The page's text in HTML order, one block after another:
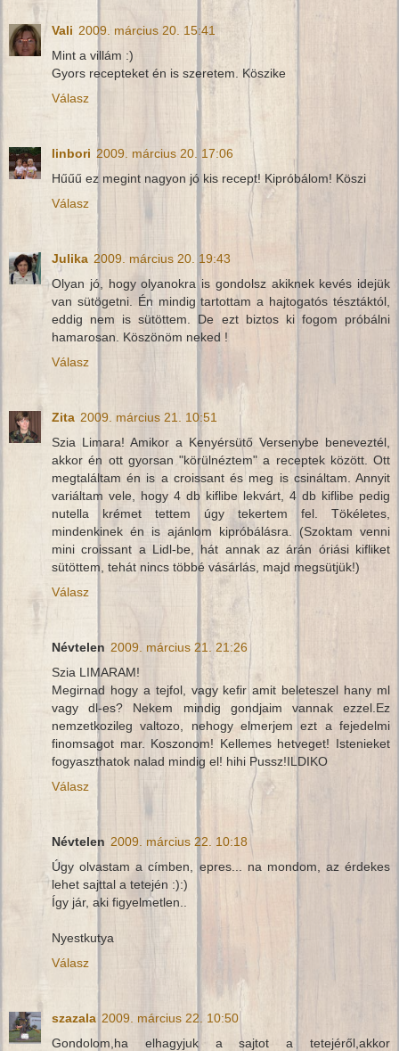
Vali 2009. március 20. 15:41
Mint a villám :)
Gyors recepteket én is szeretem. Köszike
Válasz
linbori 2009. március 20. 17:06
Hűűű ez megint nagyon jó kis recept! Kipróbálom! Köszi
Válasz
Julika 2009. március 20. 19:43
Olyan jó, hogy olyanokra is gondolsz akiknek kevés idejük
van sütögetni. Én mindig tartottam a hajtogatós tésztáktól,
eddig nem is sütöttem. De ezt biztos ki fogom próbálni
hamarosan. Köszönöm neked !
Válasz
Zita 2009. március 21. 10:51
Szia Limara! Amikor a Kenyérsütő Versenybe beneveztél,
akkor én ott gyorsan "körülnéztem" a receptek között. Ott
megtaláltam én is a croissant és meg is csináltam. Annyit
variáltam vele, hogy 4 db kiflibe lekvárt, 4 db kiflibe pedig
nutella krémet tettem úgy tekertem fel. Tökéletes,
mindenkinek én is ajánlom kipróbálásra. (Szoktam venni
mini croissant a Lidl-be, hát annak az árán óriási kifliket
sütöttem, tehát nincs többé vásárlás, majd megsütjük!)
Válasz
Névtelen 2009. március 21. 21:26
Szia LIMARAM!
Megirnad hogy a tejfol, vagy kefir amit beleteszel hany ml
vagy dl-es? Nekem mindig gondjaim vannak ezzel.Ez
nemzetkozileg valtozo, nehogy elmerjem ezt a fejedelmi
finomsagot mar. Koszonom! Kellemes hetveget! Istenieket
fogyaszthatok nalad mindig el! hihi Pussz!ILDIKO
Válasz
Névtelen 2009. március 22. 10:18
Úgy olvastam a címben, epres... na mondom, az érdekes
lehet sajttal a tetején :):)
Így jár, aki figyelmetlen..
Nyestkutya
Válasz
szazala 2009. március 22. 10:50
Gondolom,ha elhagyjuk a sajtot a tetejéről,akkor